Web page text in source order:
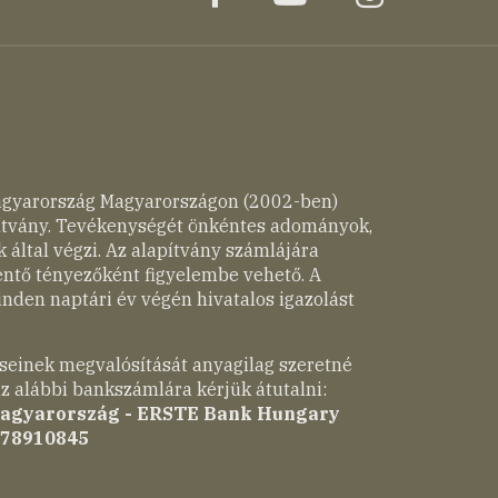
Magyarországon (2002-ben)
Tevékenységét önkéntes adományok,
által végzi. Az alapítvány számlájára
tényezőként figyelembe vehető. A
naptári év végén hivatalos igazolást
megvalósítását anyagilag szeretné
alábbi bankszámlára kérjük átutalni:
- ERSTE Bank Hungary